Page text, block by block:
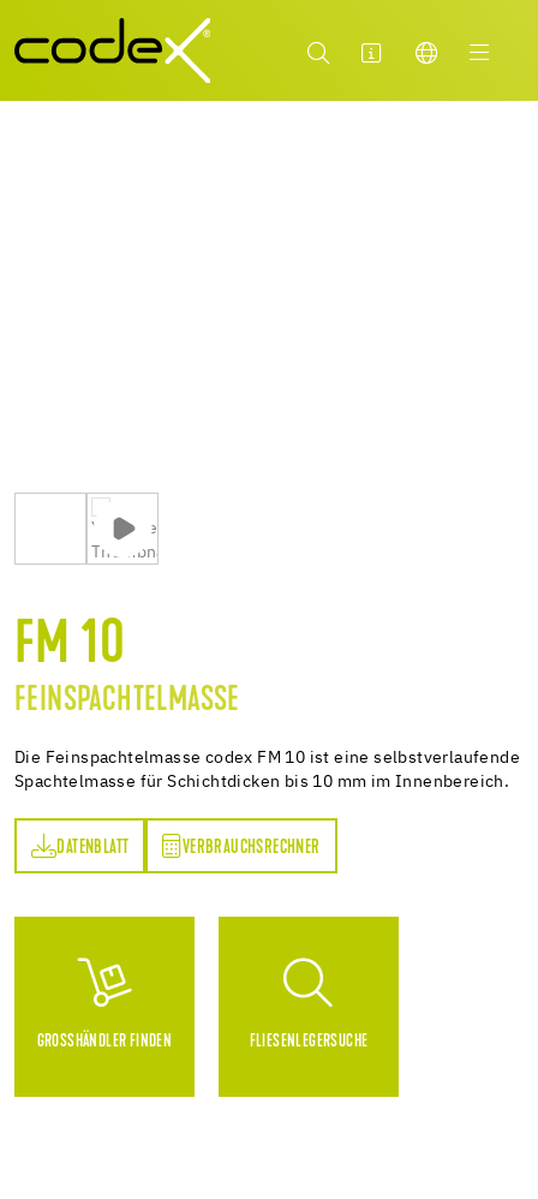
FM 10
FEINSPACHTELMASSE
Die Feinspachtelmasse codex FM 10 ist eine selbstverlaufende
Spachtelmasse für Schichtdicken bis 10 mm im Innenbereich.
DATENBLATT VERBRAUCHSRECHNER
GROSSHÄNDLER FINDEN FLIESENLEGERSUCHE